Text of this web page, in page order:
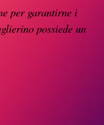
per garantirne i
possiede un